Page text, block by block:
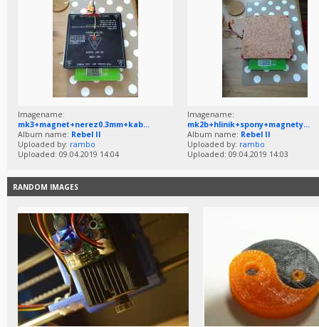
Imagename:
mk3+magnet+nerez0.3mm+kab...
Album name: Rebel II
Uploaded by: rambo
Uploaded: 09.04.2019 14:04
Imagename:
mk2b+hlinik+spony+magnety...
Album name: Rebel II
Uploaded by: rambo
Uploaded: 09.04.2019 14:03
RANDOM IMAGES